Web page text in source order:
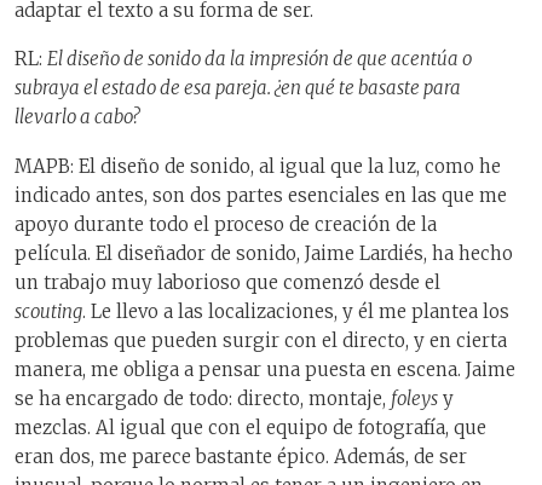
adaptar el texto a su forma de ser.
RL: El diseño de sonido da la impresión de que acentúa o
subraya el estado de esa pareja. ¿en qué te basaste para
llevarlo a cabo?
MAPB: El diseño de sonido, al igual que la luz, como he
indicado antes, son dos partes esenciales en las que me
apoyo durante todo el proceso de creación de la
película. El diseñador de sonido, Jaime Lardiés, ha hecho
un trabajo muy laborioso que comenzó desde el
scouting. Le llevo a las localizaciones, y él me plantea los
problemas que pueden surgir con el directo, y en cierta
manera, me obliga a pensar una puesta en escena. Jaime
se ha encargado de todo: directo, montaje, foleys y
mezclas. Al igual que con el equipo de fotografía, que
eran dos, me parece bastante épico. Además, de ser